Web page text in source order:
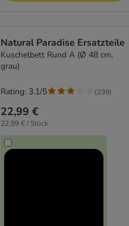
Natural Paradise Ersatzteile
Kuschelbett Rund A (Ø 48 cm,
grau)
22,99 €
22,99 € / Stück
Rating: 3.1/5 (239)